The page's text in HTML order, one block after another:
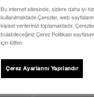
Bu internet sitesinde, sizlere daha iyi
kullanılmaktadır.Çerezler, web
kişisel verilerinizi toplamaktadır.
bulabileceğiniz Çerez Politikası
için lütfen
Çerez Ayarlarını Yapılandır